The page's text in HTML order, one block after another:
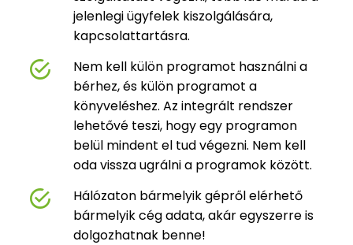
jelenlegi ügyfelek kiszolgálására,
kapcsolattartásra.
Nem kell külön programot használni a
bérhez, és külön programot a
könyveléshez. Az integrált rendszer
lehetővé teszi, hogy egy programon
belül mindent el tud végezni. Nem kell
oda vissza ugrálni a programok között.
Hálózaton bármelyik gépről elérhető
bármelyik cég adata, akár egyszerre is
dolgozhatnak benne!